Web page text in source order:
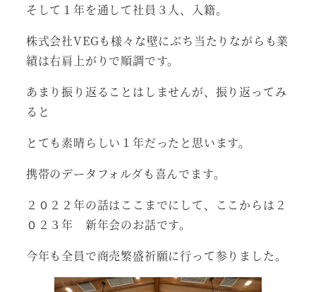
そして１年を通して社員３人、入籍。
株式会社VEGも様々な壁にぶち当たりながらも業
績は右肩上がりで順調です。
あまり振り返ることはしませんが、振り返ってみ
ると
とても素晴らしい１年だったと思います。
携帯のデータフォルダも喜んでます。
２０２２年の話はここまでにして、ここからは２
０２３年 新年会のお話です。
今年も全員で商売繁盛祈願に行って参りました。